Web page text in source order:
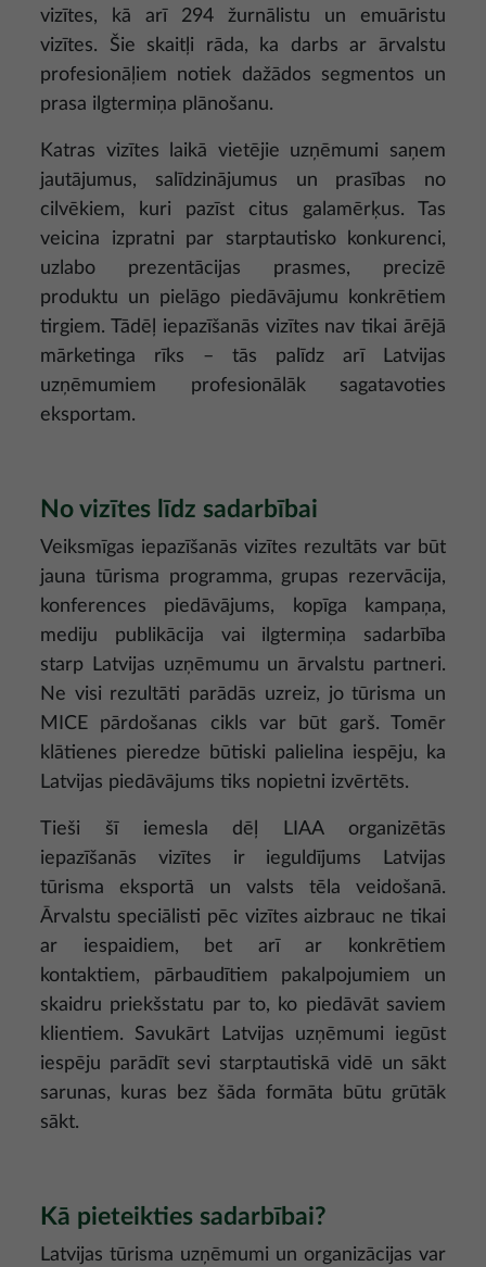
vizītes, kā arī 294 žurnālistu un emuāristu
vizītes. Šie skaitļi rāda, ka darbs ar ārvalstu
profesionāļiem notiek dažādos segmentos un
prasa ilgtermiņa plānošanu.
Katras vizītes laikā vietējie uzņēmumi saņem
jautājumus, salīdzinājumus un prasības no
cilvēkiem, kuri pazīst citus galamērķus. Tas
veicina izpratni par starptautisko konkurenci,
uzlabo prezentācijas prasmes, precizē
produktu un pielāgo piedāvājumu konkrētiem
tirgiem. Tādēļ iepazīšanās vizītes nav tikai ārējā
mārketinga rīks – tās palīdz arī Latvijas
uzņēmumiem profesionālāk sagatavoties
eksportam.
No vizītes līdz sadarbībai
Veiksmīgas iepazīšanās vizītes rezultāts var būt
jauna tūrisma programma, grupas rezervācija,
konferences piedāvājums, kopīga kampaņa,
mediju publikācija vai ilgtermiņa sadarbība
starp Latvijas uzņēmumu un ārvalstu partneri.
Ne visi rezultāti parādās uzreiz, jo tūrisma un
MICE pārdošanas cikls var būt garš. Tomēr
klātienes pieredze būtiski palielina iespēju, ka
Latvijas piedāvājums tiks nopietni izvērtēts.
Tieši šī iemesla dēļ LIAA organizētās
iepazīšanās vizītes ir ieguldījums Latvijas
tūrisma eksportā un valsts tēla veidošanā.
Ārvalstu speciālisti pēc vizītes aizbrauc ne tikai
ar iespaidiem, bet arī ar konkrētiem
kontaktiem, pārbaudītiem pakalpojumiem un
skaidru priekšstatu par to, ko piedāvāt saviem
klientiem. Savukārt Latvijas uzņēmumi iegūst
iespēju parādīt sevi starptautiskā vidē un sākt
sarunas, kuras bez šāda formāta būtu grūtāk
sākt.
Kā pieteikties sadarbībai?
Latvijas tūrisma uzņēmumi un organizācijas var